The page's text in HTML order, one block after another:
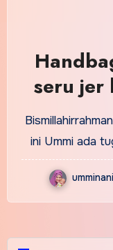
seru jer
ini Ummi ada
umminani